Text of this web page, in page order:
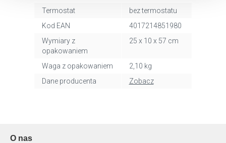
dlaczego ich przepisy, przejdź do zakładu „Informacje o
Termostat
bez termostatu
Kod EAN
4017214851980
Wymiary z
opakowaniem
25 x 10 x 57 cm
Waga z opakowaniem
2,10 kg
Dane producenta
Zobacz
O nas